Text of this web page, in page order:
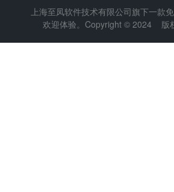
上海至凤软件技术有限公司旗下一款
欢迎体验。Copyright © 2024 版